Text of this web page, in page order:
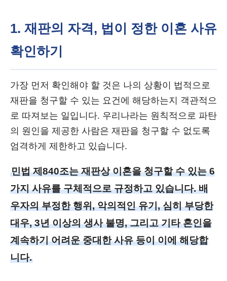
1. 재판의 자격, 법이 정한 이혼 사유
확인하기
가장 먼저 확인해야 할 것은 나의 상황이 법적으로
재판을 청구할 수 있는 요건에 해당하는지 객관적으
로 따져보는 일입니다. 우리나라는 원칙적으로 파탄
의 원인을 제공한 사람은 재판을 청구할 수 없도록
엄격하게 제한하고 있습니다.
민법 제840조는 재판상 이혼을 청구할 수 있는 6
가지 사유를 구체적으로 규정하고 있습니다. 배
우자의 부정한 행위, 악의적인 유기, 심히 부당한
대우, 3년 이상의 생사 불명, 그리고 기타 혼인을
계속하기 어려운 중대한 사유 등이 이에 해당합
니다.